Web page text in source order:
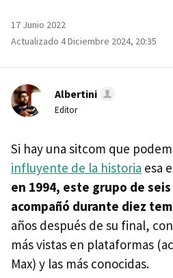
17 Junio 2022
Actualizado 4 Diciembre 2024, 20:35
Albertini
Editor
Si hay una sitcom que
influyente de la historia esa
en 1994, este grupo de
acompañó durante diez
años después de su final,
más vistas en plataformas
Max) y las más conocidas.